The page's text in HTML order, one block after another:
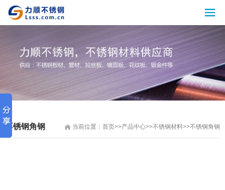
当前位置： 首页>>产品中心>>不锈钢材料>>不锈钢角钢
不锈钢角钢